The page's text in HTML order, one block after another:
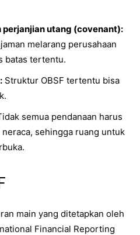
utang (covenant):
melarang perusahaan
batas tertentu.
Struktur OBSF tertentu bisa
semua pendanaan harus
sehingga ruang untuk
main yang ditetapkan oleh
Financial Reporting